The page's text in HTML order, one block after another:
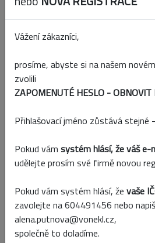
EAN:
Sada 2 keramických misek.
průměr: 32 cm
výška: 12 cm
Vážení zákazníci,
prosíme, abyste si na našem
zvolili
ZAPOMENUTÉ HESLO - OBNOVIT
Přihlašovací jméno zůstává stejné
Pokud vám systém hlásí, že váš e-
udělejte prosím své firmě novou
Pokud vám systém hlásí, že vaše
zavolejte na 604491456 nebo
alena.putnova@vonekl.cz,
společně to doladíme.